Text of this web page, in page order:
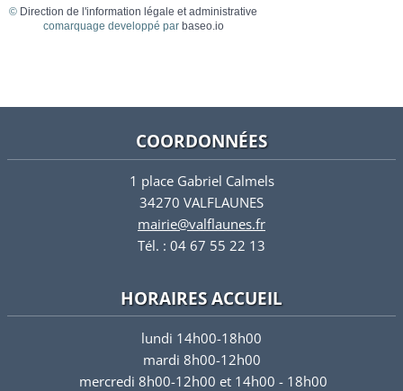
© Direction de l'information légale et administrative
comarquage developpé par baseo.io
COORDONNÉES
1 place Gabriel Calmels
34270 VALFLAUNES
mairie@valflaunes.fr
Tél. : 04 67 55 22 13
HORAIRES ACCUEIL
lundi 14h00-18h00
mardi 8h00-12h00
mercredi 8h00-12h00 et 14h00 - 18h00